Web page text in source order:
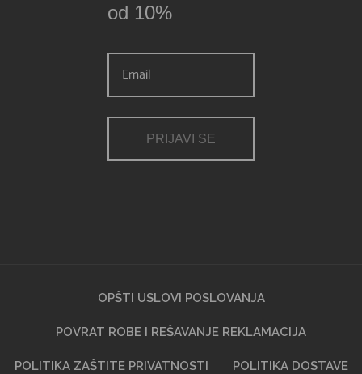
od 10%
PRIJAVI SE
OPŠTI USLOVI POSLOVANJA
POVRAT ROBE I REŠAVANJE REKLAMACIJA
POLITIKA ZAŠTITE PRIVATNOSTI POLITIKA DOSTAVE